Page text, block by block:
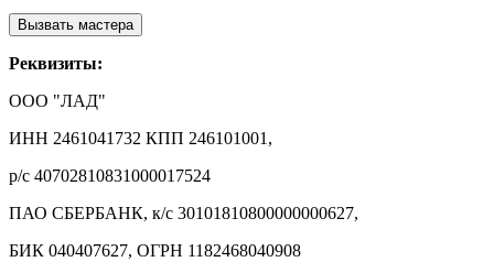
Реквизиты:
ООО "ЛАД"
ИНН 2461041732 КПП 246101001,
р/с 40702810831000017524
ПАО СБЕРБАНК, к/с 30101810800000000627,
БИК 040407627, ОГРН 1182468040908